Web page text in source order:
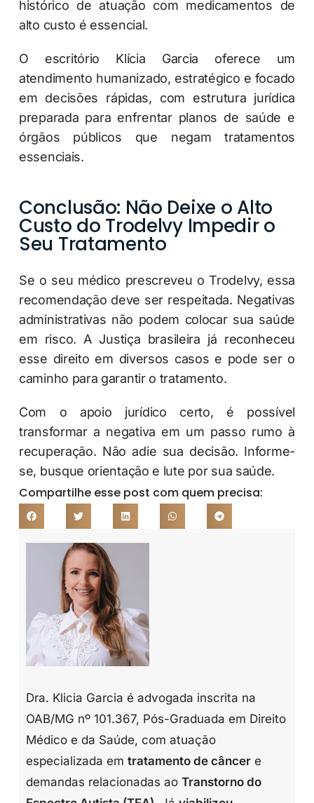
histórico de atuação com medicamentos de
alto custo é essencial.
O escritório Klícia Garcia oferece um
atendimento humanizado, estratégico e focado
em decisões rápidas, com estrutura jurídica
preparada para enfrentar planos de saúde e
órgãos públicos que negam tratamentos
essenciais.
Conclusão: Não Deixe o Alto
Custo do Trodelvy Impedir o
Seu Tratamento
Se o seu médico prescreveu o Trodelvy, essa
recomendação deve ser respeitada. Negativas
administrativas não podem colocar sua saúde
em risco. A Justiça brasileira já reconheceu
esse direito em diversos casos e pode ser o
caminho para garantir o tratamento.
Com o apoio jurídico certo, é possível
transformar a negativa em um passo rumo à
recuperação. Não adie sua decisão. Informe-
se, busque orientação e lute por sua saúde.
Compartilhe esse post com quem precisa:
Dra. Klicia Garcia é advogada inscrita na
OAB/MG nº 101.367, Pós-Graduada em Direito
Médico e da Saúde, com atuação
especializada em tratamento de câncer e
demandas relacionadas ao Transtorno do